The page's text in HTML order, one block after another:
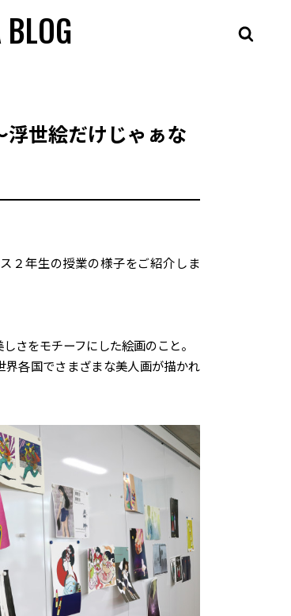
浮世絵だけじゃぁな
２年生の授業の様子をご紹介しま
さをモチーフにした絵画のこと。
各国でさまざまな美人画が描かれ